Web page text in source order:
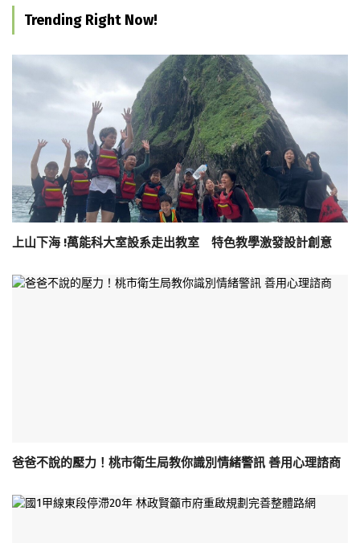
Trending Right Now!
上山下海 !萬能科大室設系走出教室 特色教學激發設計創意
爸爸不說的壓力！桃市衛生局教你識別情緒警訊 善用心理諮商